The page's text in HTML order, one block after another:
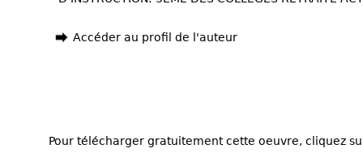
Accéder au profil de l'auteur
Pour télécharger gratuitement cette oeuvre, cliquez